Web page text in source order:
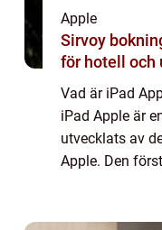
Apple
Sirvoy
för hotell och
Vad är iPad
iPad Apple är
utvecklats av
Apple. Den